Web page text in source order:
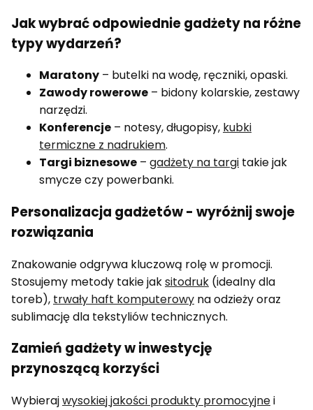
Jak wybrać odpowiednie gadżety na różne
typy wydarzeń?
Maratony – butelki na wodę, ręczniki, opaski.
Zawody rowerowe – bidony kolarskie, zestawy
narzędzi.
Konferencje – notesy, długopisy, kubki
termiczne z nadrukiem.
Targi biznesowe – gadżety na targi takie jak
smycze czy powerbanki.
Personalizacja gadżetów - wyróżnij swoje
rozwiązania
Znakowanie odgrywa kluczową rolę w promocji.
Stosujemy metody takie jaksitodruk (idealny dla
toreb), trwały haft komputerowy na odzieży oraz
sublimację dla tekstyliów technicznych.
Zamień gadżety w inwestycję
przynoszącą korzyści
Wybierajwysokiej jakości produkty promocyjnei